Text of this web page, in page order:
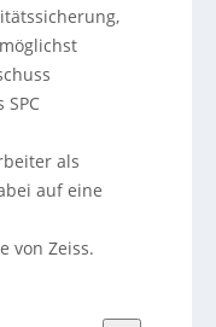
als
auf eine
von Zeiss.